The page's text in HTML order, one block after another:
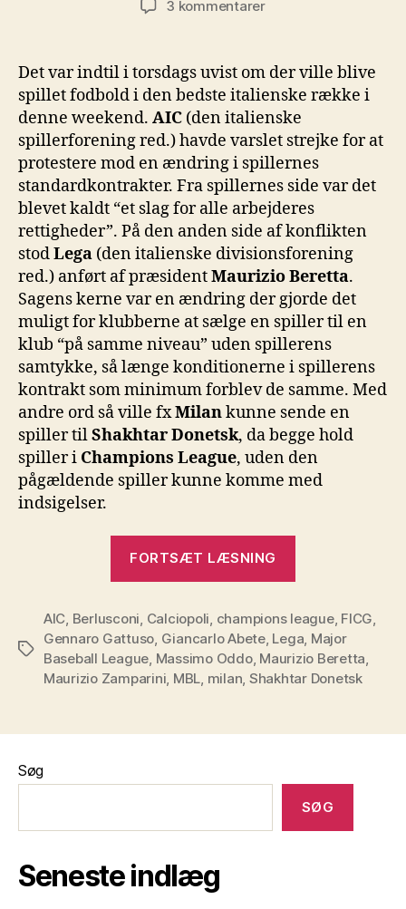
3 kommentarertil
moral
Det var indtil i torsdags uvist om der ville blive
spillet fodbold i den bedste italienske række i
denne weekend. AIC (den italienske
spillerforening red.) havde varslet strejke for at
protestere mod en ændring i spillernes
standardkontrakter. Fra spillernes side var det
blevet kaldt “et slag for alle arbejderes
rettigheder”. På den anden side af konflikten
stodLega (den italienske divisionsforening
red.) anført af præsidentMaurizio Beretta.
Sagens kerne var en ændring der gjorde det
muligt for klubberne at sælge en spiller til en
klub “på samme niveau” uden spillerens
samtykke, så længe konditionerne i spillerens
kontrakt som minimum forblev de samme. Med
andre ord så ville fxMilankunne sende en
spiller tilShakhtar Donetsk, da begge hold
spiller i Champions League, uden den
pågældende spiller kunne komme med
indsigelser.
FORTSÆT LÆSNING
(?)”
Tags
AIC Berlusconi Calciopoli champions league, FICG
Gennaro Gattuso Giancarlo Abete, Lega Major
Baseball League Massimo Oddo, Maurizio Beretta
Maurizio Zamparini MBL milan Shakhtar Donetsk
Søg
SØG
Seneste indlæg